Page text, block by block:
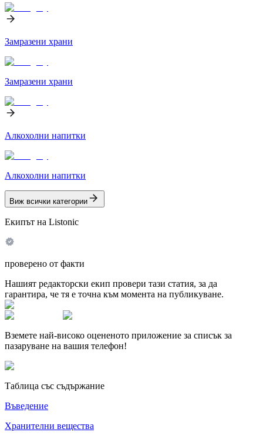
Замразени храни
Замразени храни
Алкохолни напитки
Алкохолни напитки
Виж всички категории
Екипът на Listonic
проверено от факти
Нашият редакторски екип провери тази статия, за да
гарантира, че тя е точна към момента на публикуване.
Вземете най-високо оцененото приложение за списък за
пазаруване на вашия телефон!
Таблица със съдържание
Въведение
Хранителни вещества